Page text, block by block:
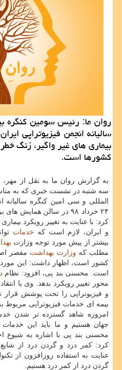
روان ما: رئیس سومین كنگره
سالیانه انجمن فیزیوتراپی
بیماری های غیر واگیر، زنگ
كشورها است.
به گزارش روان ما به نقل از
سه شنبه در نشست خبری كه به
۲۴ خرداد ۹۸ در سالن
كرد: با عنایت به تغییر رویكرد
و ایران، لازم است كه خدمات
بیشتر از پیش مورد توجه وزارت
مطلب كه وزارت بهداشت مقصر
كشور است، اظهار داشت: این
است. محسنی بند پی، افزود: نظام
محور تغییر رویكرد بدهد. وی با
و فیزیوتراپی را تحت پوشش
بیمه ای خدمات فیزیوتراپی مربوط
امروزه شاهد گسترده تر شدن
جهان هستیم و ما باید این
محسنی بند پی با اشاره به شیوع
كرد: كمر درد و گردن درد از
عنایت به استفاده روزافزون از
گردن درد از كمر درد هستیم.